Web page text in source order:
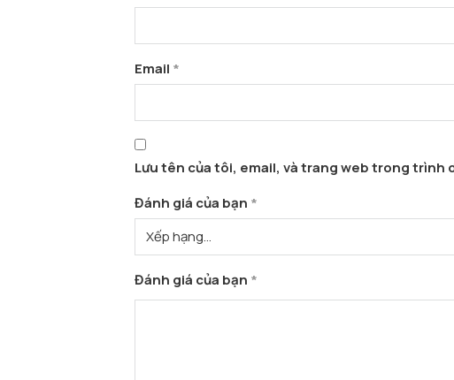
Email *
Lưu tên của tôi, email, và trang web trong trình
Đánh giá của bạn *
Đánh giá của bạn *